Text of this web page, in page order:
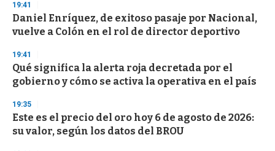
d
s
o
f
3
s
e
c
n
d
19:41
Daniel Enríquez, de exitoso pasaje por Nacional,
vuelve a Colón en el rol de director deportivo
19:41
Qué significa la alerta roja decretada por el
gobierno y cómo se activa la operativa en el país
19:35
Este es el precio del oro hoy 6 de agosto de 2026:
su valor, según los datos del BROU